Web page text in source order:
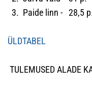
3. Paide linn - 28,5
ÜLDTABEL
TULEMUSED ALADE